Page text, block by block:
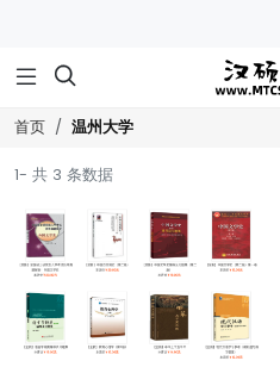

首页 温州大学
1- 共 3 条数据